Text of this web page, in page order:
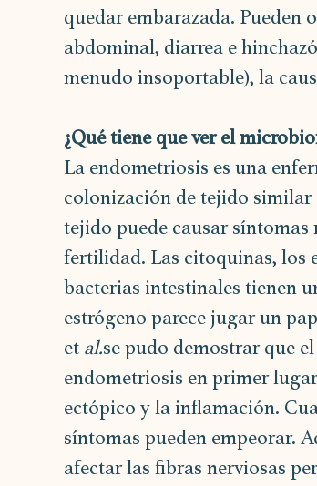
quedar embarazada.
abdominal, diarrea e
menudo insoportable), la
¿Qué tiene que ver el
La endometriosis es una
colonización de tejido similar
tejido puede causar síntomas
fertilidad. Las citoquinas, los
bacterias intestinales tienen
estrógeno parece jugar un
et al.se pudo demostrar que
endometriosis en primer
ectópico y la inflamación.
síntomas pueden empeorar.
afectar las fibras nerviosas